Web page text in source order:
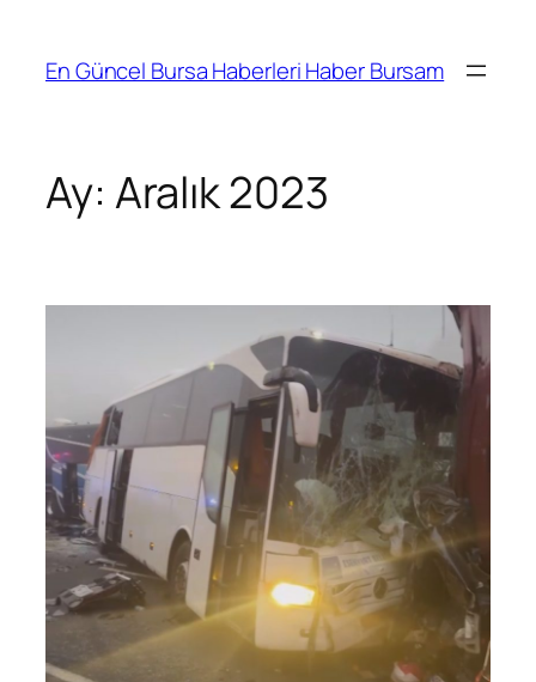
En Güncel Bursa Haberleri Haber Bursam
Ay: Aralık 2023